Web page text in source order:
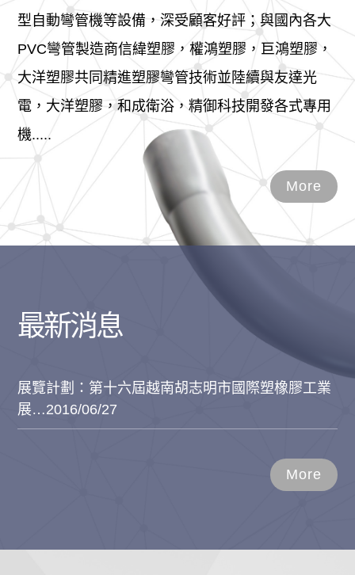
型自動彎管機等設備，深受顧客好評；與國內各大
PVC彎管製造商信緯塑膠，權鴻塑膠，巨鴻塑膠，
大洋塑膠共同精進塑膠彎管技術並陸續與友達光
電，大洋塑膠，和成衛浴，精御科技開發各式專用
機.....
More
最新消息
展覽計劃：第十六屆越南胡志明市國際塑橡膠工業
展…2016/06/27
More